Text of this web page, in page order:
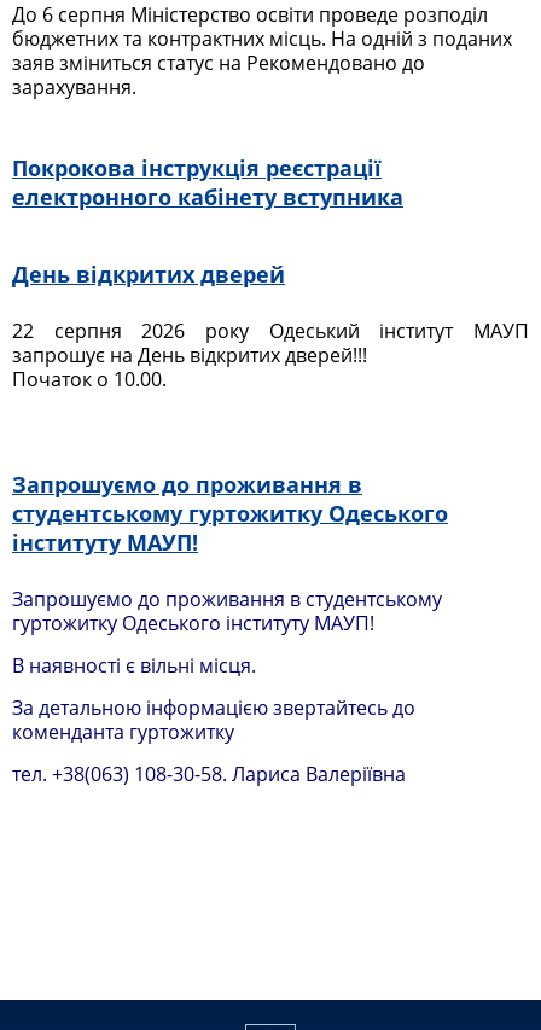
До 6 серпня Міністерство освіти проведе розподіл
бюджетних та контрактних місць. На одній з поданих
заяв зміниться статус на Рекомендовано до
зарахування.
Покрокова інструкція реєстрації
електронного кабінету вступника
День відкритих дверей
22 серпня 2026 року Одеський інститут МАУП
запрошує на День відкритих дверей!!!
Початок о 10.00.
Запрошуємо до проживання в
студентському гуртожитку Одеського
інституту МАУП!
Запрошуємо до проживання в студентському
гуртожитку Одеського інституту МАУП!
В наявності є вільні місця.
За детальною інформацією звертайтесь до
коменданта гуртожитку
тел. +38(063) 108-30-58. Лариса Валеріївна